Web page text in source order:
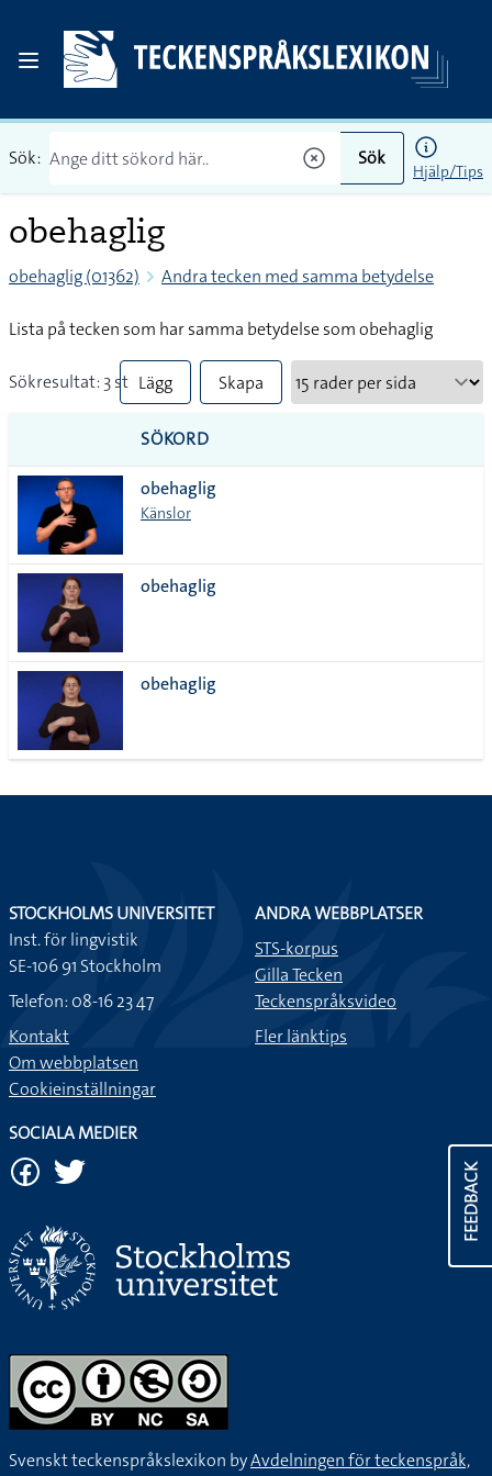
Sök: Sök
Hjälp/Tips
obehaglig
obehaglig (01362) Andra tecken med samma betydelse
Lista på tecken som har samma betydelse som obehaglig
Sökresultat: 3 st Lägg
till
alla i
lista
Skapa
SÖKORD
obehaglig
Känslor
obehaglig
obehaglig
FEEDBACK
STOCKHOLMS UNIVERSITET
Inst. för lingvistik
SE-106 91 Stockholm
Telefon: 08-16 23 47
Kontakt
Om webbplatsen
Cookieinställningar
ANDRA WEBBPLATSER
STS-korpus
Gilla Tecken
Teckenspråksvideo
Fler länktips
SOCIALA MEDIER
Svenskt teckenspråkslexikon byAvdelningen för teckenspråk,